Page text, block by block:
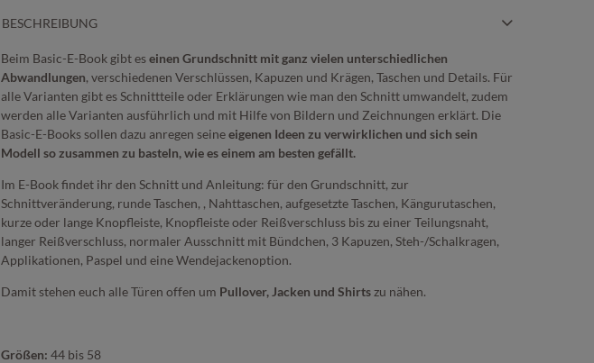
BESCHREIBUNG
Beim Basic-E-Book gibt eseinen Grundschnitt mit ganz vielen unterschiedlichen
Abwandlungen, verschiedenen Verschlüssen, Kapuzen und Krägen, Taschen und Details. Für
alle Varianten gibt es Schnittteile oder Erklärungen wie man den Schnitt umwandelt, zudem
werden alle Varianten ausführlich und mit Hilfe von Bildern und Zeichnungen erklärt. Die
Basic-E-Books sollen dazu anregen seineeigenen Ideen zu verwirklichen und sich sein
Modell so zusammen zu basteln, wie es einem am besten gefällt.
Im E-Book findet ihr den Schnitt und Anleitung: für den Grundschnitt, zur
Schnittveränderung, runde Taschen, , Nahttaschen, aufgesetzte Taschen, Kängurutaschen,
kurze oder lange Knopfleiste, Knopfleiste oder Reißverschluss bis zu einer Teilungsnaht,
langer Reißverschluss, normaler Ausschnitt mit Bündchen, 3 Kapuzen, Steh-/Schalkragen,
Applikationen, Paspel und eine Wendejackenoption.
Damit stehen euch alle Türen offen um Pullover, Jacken und Shirtszu nähen.
Größen: 44 bis 58